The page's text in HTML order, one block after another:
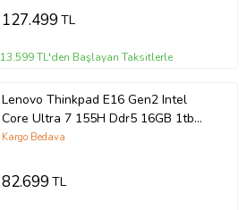
Bilgisayar 21MA002UTXH08 + Zetta
127.499TL
13.599 TL'den Başlayan Taksitlerle
Lenovo Thinkpad E16 Gen2 Intel
Core Ultra 7 155H Ddr5 16GB 1tb
SSD Intel® Aı Boost 16" Wuxga IPS
Bilgisayar 21MA002UTXH02 + Zetta
Kargo Bedava
82.699TL